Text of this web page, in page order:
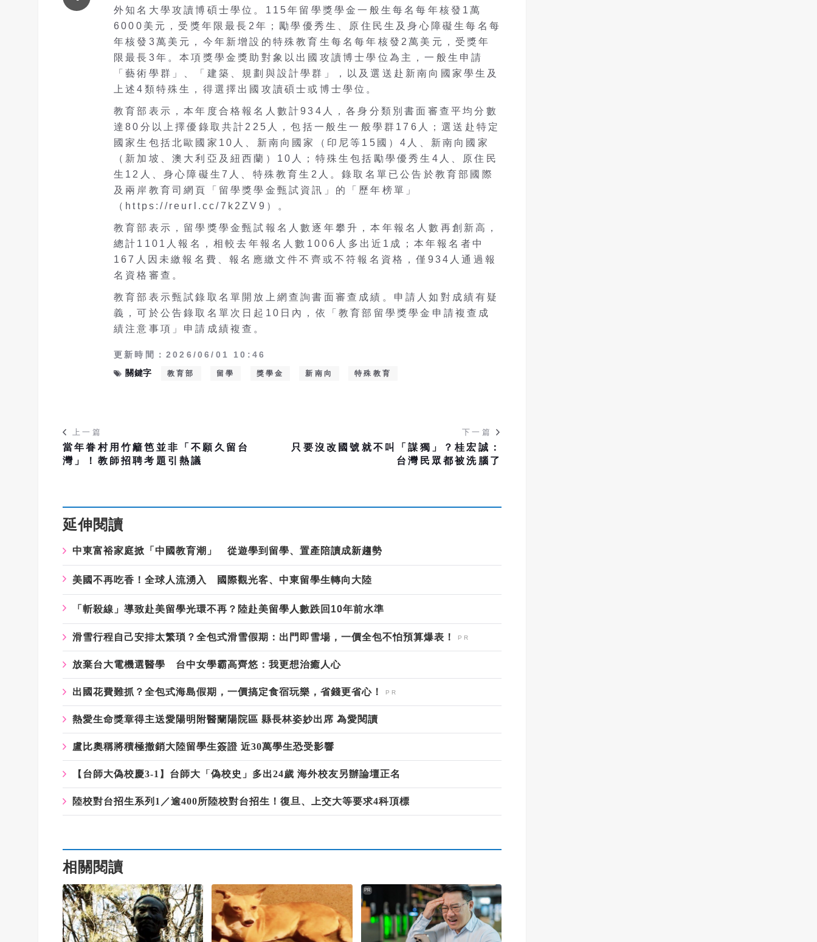
外知名大學攻讀博碩士學位。 115年留學獎學金一般生每名每年核發 1萬
6000 美元，受獎年限最長 2 年；勵學優秀生、原住民生及身心障礙生每名每
年核發 3萬美元，今年新增設的特殊教育生每名每年核發 2萬美元，受獎年
限最長 3年。本項獎學金獎助對象以出國攻讀博士學位為主，一般生申請
「藝術學群」、「建築、規劃與設計學群」，以及選送赴新南向國家學生及
上述4 類特殊生，得選擇出國攻讀碩士或博士學位。
教育部表示 ，本年度合格報名人數計934 人，各身分類別書面審查平均分數
達80 分以上擇優錄取共計 225 人，包括一般生一般學群 176 人；選送赴特定
國家生 包括北歐國家 10 人、新南向國家 （ 印尼等 15 國 ）4 人、新南向國家
（ 新加坡、澳大利亞及紐西蘭 ） 10 人；特殊生包括 勵學優秀生 4 人、原住民
生 12 人、身心障礙生7 人、特殊教育生 2 人。錄取名單已公告於教育部國際
及兩岸教育司網頁「留學獎學金甄試資訊」的「歷年榜單」
（ https://reurl.cc/7k2ZV9 ）。
教育部表示，留學獎學金甄試報名人數逐年攀升，本年報名人數再創新高，
總計 1101 人報名，相較去年報名人數 1006 人多出近 1 成；本年報名者中
167 人因未繳報名費、報名應繳文件不齊或不符報名資格，僅 934 人通過報
名資格審查。
教育部表示甄試錄取名單開放上網查詢書面審查成績。申請人如對成績有疑
義，可於公告錄取名單次日起 10 日內，依「教育部留學獎學金申請複查成
績注意事項」申請成績複查。
更新時間：2026/06/01 10:46
關鍵字
教育部 留學 獎學金 新南向 特殊教育
上一篇
當年眷村用竹籬笆並非「不願久留台
灣」！教師招聘考題引熱議
下一篇
只要沒改國號就不叫「謀獨」？桂宏誠：
台灣民眾都被洗腦了
延伸閱讀
中東富裕家庭掀「中國教育潮」 從遊學到留學、置產陪讀成新趨勢
美國不再吃香！全球人流湧入 國際觀光客、中東留學生轉向大陸
「斬殺線」導致赴美留學光環不再？陸赴美留學人數跌回10年前水準
滑雪行程自己安排太繁瑣？全包式滑雪假期：出門即雪場，一價全包不怕預算爆表！
放棄台大電機選醫學 台中女學霸高齊悠：我更想治癒人心
出國花費難抓？全包式海島假期，一價搞定食宿玩樂，省錢更省心！
熱愛生命獎章得主送愛陽明附醫蘭陽院區 縣長林姿妙出席 為愛閱讀
盧比奧稱將積極撤銷大陸留學生簽證 近30萬學生恐受影響
【台師大偽校慶3-1】台師大「偽校史」多出24歲 海外校友另辦論壇正名
陸校對台招生系列1／逾400所陸校對台招生！復旦、上交大等要求4科頂標
相關閱讀
PR